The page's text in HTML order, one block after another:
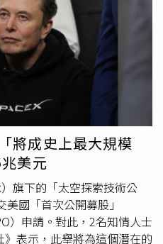
的擴張與昇華在「經典進
系列持續擴張，最新的
的金屬環扣語言搬進家具
Annabelle扶手椅則直接用
華等級，觸感與視覺都很有
化愛好者則可以關注由
，以及Totu系列。前者換上
貼近日常生活；後者則以金
桌、椅子到吧檯配置，靈活
（圖／品牌提供）（圖／品
几，以不規則輪廓與穆拉諾
版本Naki Sumo，一物多
／品牌提供）最後不能不提
紋「膨脹」成床具設計，搭
台北市接下來會有一堆動物
類先遭殃，生靈塗炭」、
」、「古有安史之亂，今有
之後會迎來
文藝復興
有老鼠，難保不會咬斷線
人說，「台北市區有鳳頭蒼
老鼠，這些鳥類真的會被害
哥在啄老鼠」、「在西門町
」、「倒在花圃旁奄奄一息
拜在大安區看到2隻死老
」、「我今天在大安區路邊
，我從小到大都住台北，
」、「今年2月我們信義區辦
老鼠在中庭緊繃的走來走
將成史上最大規模
美元
旗下的「太空探索技術公
國「首次公開募股」
）申請。對此，2名知情人士
表示，此舉將為這個潛在的